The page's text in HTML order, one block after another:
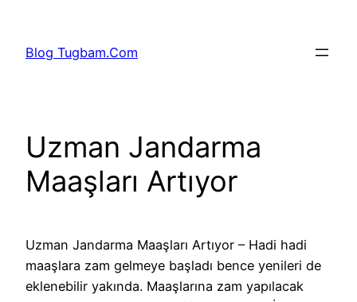
Blog Tugbam.Com
Uzman Jandarma
Maaşları Artıyor
Uzman Jandarma Maaşları Artıyor – Hadi hadi
maaşlara zam gelmeye başladı bence yenileri de
eklenebilir yakında. Maaşlarına zam yapılacak